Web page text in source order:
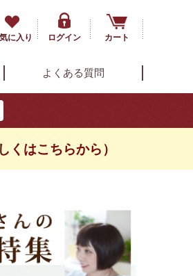
に入り ログイン カート
よくある質問
はこちらから）